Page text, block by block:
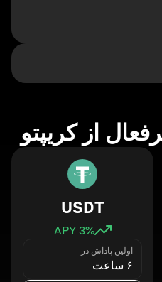
از کریپتو
USDT
3% APY
اولین پاداش در
۶ ساعت